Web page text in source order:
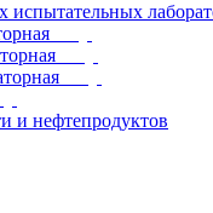
испытательных
и нефтепродуктов